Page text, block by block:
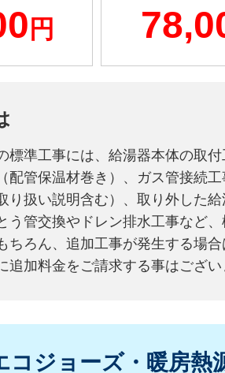
円
標準工事には、給湯器本体の取
配管保温材巻き）、ガス管接続
り扱い説明含む）、取り外した
う管交換やドレン排水工事など
ちろん、追加工事が発生する場
追加料金をご請求する事はござ
コジョーズ・暖房熱